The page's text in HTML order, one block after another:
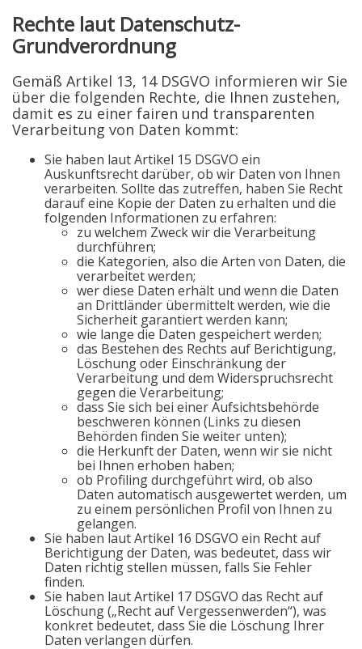
Rechte laut Datenschutz-
Grundverordnung
Gemäß Artikel 13, 14 DSGVO informieren wir Sie
über die folgenden Rechte, die Ihnen zustehen,
damit es zu einer fairen und transparenten
Verarbeitung von Daten kommt:
Sie haben laut Artikel 15 DSGVO ein
Auskunftsrecht darüber, ob wir Daten von Ihnen
verarbeiten. Sollte das zutreffen, haben Sie Recht
darauf eine Kopie der Daten zu erhalten und die
folgenden Informationen zu erfahren:
zu welchem Zweck wir die Verarbeitung
durchführen;
die Kategorien, also die Arten von Daten, die
verarbeitet werden;
wer diese Daten erhält und wenn die Daten
an Drittländer übermittelt werden, wie die
Sicherheit garantiert werden kann;
wie lange die Daten gespeichert werden;
das Bestehen des Rechts auf Berichtigung,
Löschung oder Einschränkung der
Verarbeitung und dem Widerspruchsrecht
gegen die Verarbeitung;
dass Sie sich bei einer Aufsichtsbehörde
beschweren können (Links zu diesen
Behörden finden Sie weiter unten);
die Herkunft der Daten, wenn wir sie nicht
bei Ihnen erhoben haben;
ob Profiling durchgeführt wird, ob also
Daten automatisch ausgewertet werden, um
zu einem persönlichen Profil von Ihnen zu
gelangen.
Sie haben laut Artikel 16 DSGVO ein Recht auf
Berichtigung der Daten, was bedeutet, dass wir
Daten richtig stellen müssen, falls Sie Fehler
finden.
Sie haben laut Artikel 17 DSGVO das Recht auf
Löschung („Recht auf Vergessenwerden“), was
konkret bedeutet, dass Sie die Löschung Ihrer
Daten verlangen dürfen.